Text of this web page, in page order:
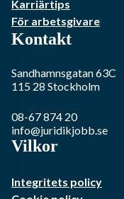
Karriärtips
För arbetsgivare
Kontakt
Sandhamnsgatan 63C
115 28 Stockholm
08-67 874 20
info@juridikjobb.se
Vilkor
Integritets policy